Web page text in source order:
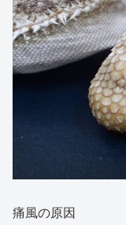
痛風の原因